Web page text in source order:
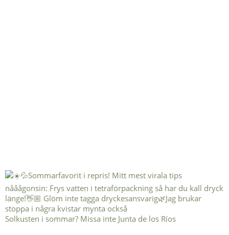
Solkusten i sommar? Missa inte Junta de los Ríos